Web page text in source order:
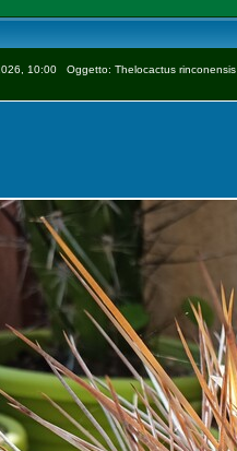
10:00 Oggetto: Thelocactus rinconensis